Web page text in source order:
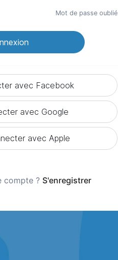
Mot de passe oublié
avec Facebook
avec Google
avec Apple
compte ? S'enregistrer